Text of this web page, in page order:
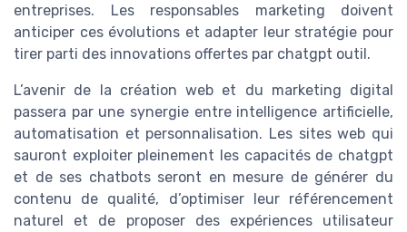
entreprises. Les responsables marketing doivent
anticiper ces évolutions et adapter leur stratégie pour
tirer parti des innovations offertes par chatgpt outil.
L’avenir de la création web et du marketing digital
passera par une synergie entre intelligence artificielle,
automatisation et personnalisation. Les sites web qui
sauront exploiter pleinement les capacités de chatgpt
et de ses chatbots seront en mesure de générer du
contenu de qualité, d’optimiser leur référencement
naturel et de proposer des expériences utilisateur